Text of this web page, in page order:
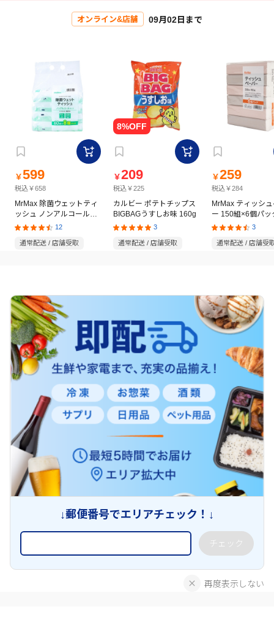
オンライン&店舗 09月02日まで
￥599
税込￥658
MrMax 除菌ウェットティ
ッシュ ノンアルコールタ
イプ 60枚×8個パック
12
通常配送 / 店舗受取
￥209
税込￥225
カルビー ポテトチップス
BIGBAGうすしお味 160g
3
通常配送 / 店舗受取
￥259
税込￥284
MrMax ティッシ
ー 150組×6個パッ
3
通常配送 / 店舗受
↓郵便番号でエリアチェック！↓
チェック
再度表示しない